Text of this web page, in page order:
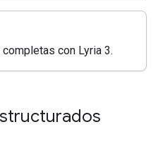
con Lyria 3.